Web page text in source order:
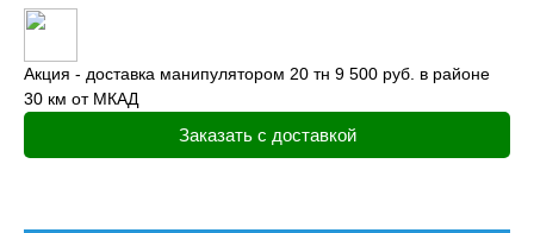
Акция - доставка манипулятором 20 тн 9 500 руб. в районе
30 км от МКАД
Заказать с доставкой